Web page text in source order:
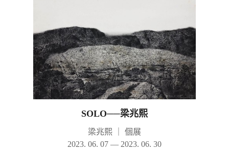
SOLO──梁兆熙
梁兆熙
個展
2023. 06. 07 — 2023. 06. 30